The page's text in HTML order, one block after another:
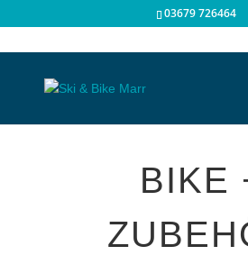
03679 726464
BIKE